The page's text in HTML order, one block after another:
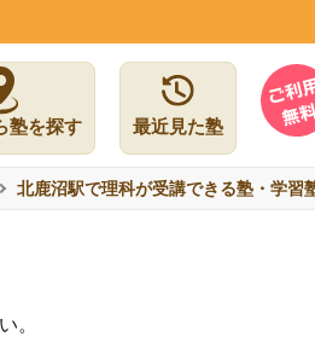
塾を探す 最近見た塾
北鹿沼駅で理科が受講できる塾・学習
。